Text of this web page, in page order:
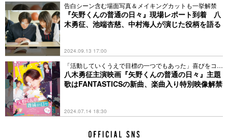
告白シーン含む場面写真＆メイキングカットも一挙解禁
『矢野くんの普通の日々』現場レポート到着 八
木勇征、池端杏慈、中村海人が演じた役柄を語る
2024.09.13 17:00
「活動していくうえで目標の一つでもあった」喜びをコメ
ント
八木勇征主演映画『矢野くんの普通の日々』主題
歌はFANTASTICSの新曲、楽曲入り特別映像解禁
2024.07.14 18:30